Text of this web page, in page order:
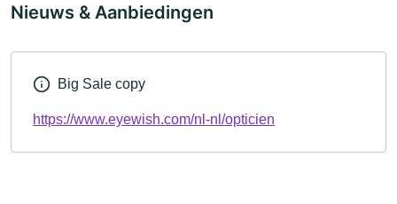
Nieuws & Aanbiedingen
Big Sale copy
https://www.eyewish.com/nl-nl/opticien